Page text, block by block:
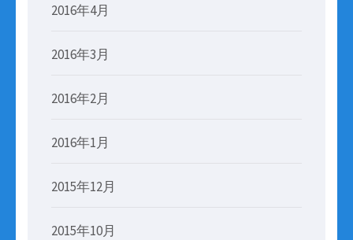
2016年4月
2016年3月
2016年2月
2016年1月
2015年12月
2015年10月